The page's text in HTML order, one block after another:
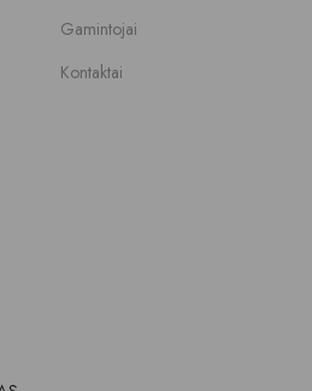
Gamintojai
Kontaktai